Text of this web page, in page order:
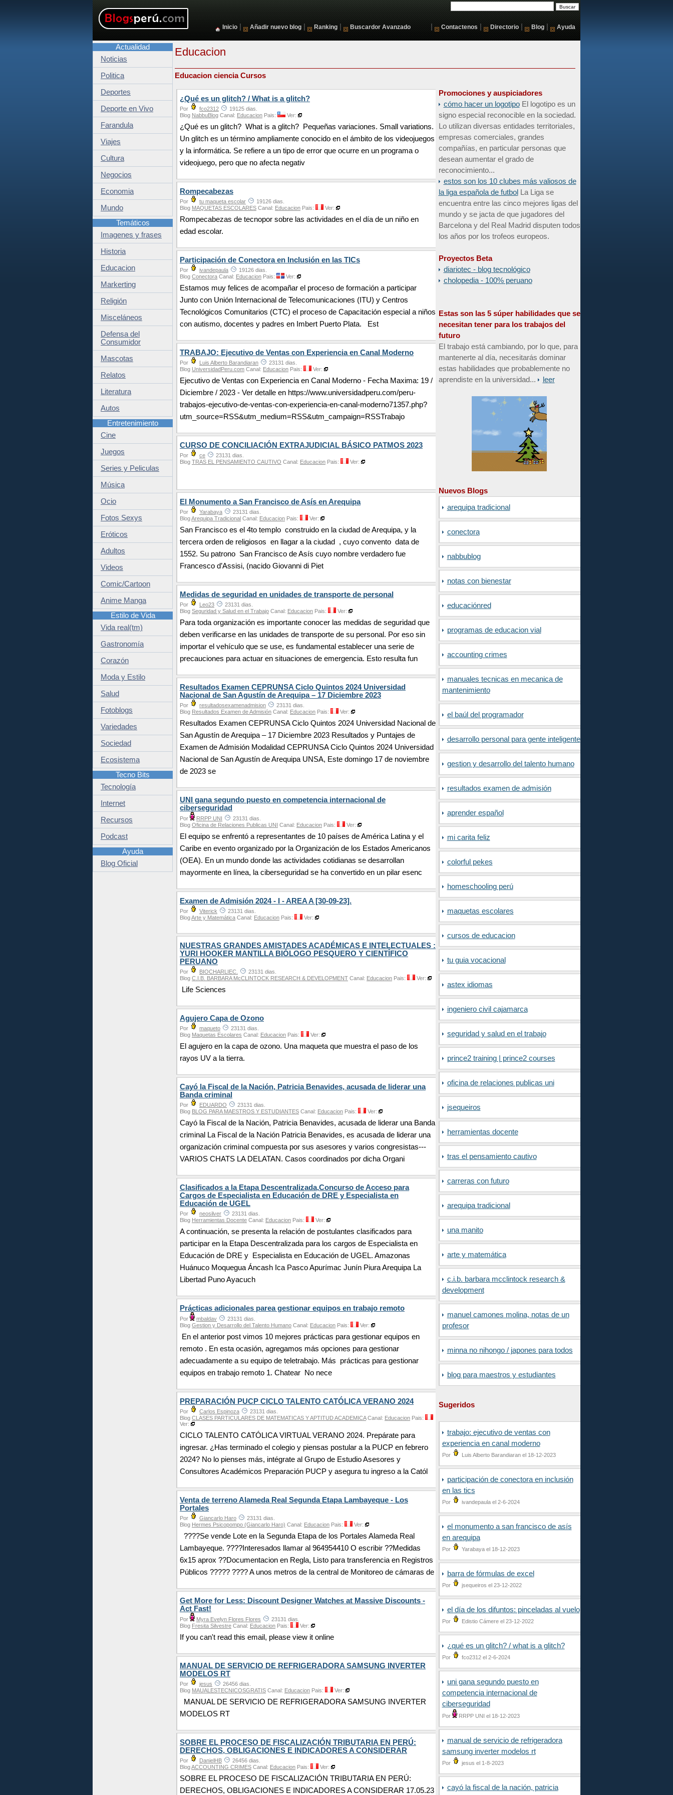
Inicio Añadir nuevo blog Ranking Buscardor Avanzado Contactenos Directorio Blog Ayuda
Educacion
Educacion ciencia Cursos
Promociones y auspiciadores
cómo hacer un logotipoEl logotipo es un
signo especial reconocible en la sociedad.
Lo utilizan diversas entidades territoriales,
empresas comerciales, grandes
compañías, en particular personas que
desean aumentar el grado de
reconocimiento...
estos son los 10 clubes más valiosos de
la liga española de futbolLa Liga se
encuentra entre las cinco mejores ligas del
mundo y se jacta de que jugadores del
Barcelona y del Real Madrid disputen todos
los años por los trofeos europeos.
Proyectos Beta
diariotec - blog tecnológico
cholopedia - 100% peruano
Estas son las 5 súper habilidades que se
necesitan tener para los trabajos del
futuro
El trabajo está cambiando, por lo que, para
mantenerte al día, necesitarás dominar
estas habilidades que probablemente no
aprendiste en la universidad...
leer
Nuevos Blogs
arequipa tradicional
conectora
nabbublog
notas con bienestar
educaciónred
programas de educacion vial
accounting crimes
manuales tecnicas en mecanica de
mantenimiento
el baúl del programador
desarrollo personal para gente inteligente
gestion y desarrollo del talento humano
resultados examen de admisión
aprender español
mi carita feliz
colorful pekes
homeschooling perú
maquetas escolares
cursos de educacion
tu guia vocacional
astex idiomas
ingeniero civil cajamarca
seguridad y salud en el trabajo
prince2 training | prince2 courses
oficina de relaciones publicas uni
jsequeiros
herramientas docente
tras el pensamiento cautivo
carreras con futuro
arequipa tradicional
una manito
arte y matemática
c.i.b. barbara mcclintock research &
development
manuel camones molina, notas de un
profesor
minna no nihongo / japones para todos
blog para maestros y estudiantes
Sugeridos
trabajo: ejecutivo de ventas con
experiencia en canal moderno
Por Luis Alberto Barandiaran el 18-12-2023
participación de conectora en inclusión
en las tics
Por ivandepaula el 2-6-2024
el monumento a san francisco de asís
en arequipa
Por Yarabaya el 18-12-2023
barra de fórmulas de excel
Por jsequeiros el 23-12-2022
el día de los difuntos: pinceladas al vuelo
Por Edistio Cámere el 23-12-2022
¿qué es un glitch? / what is a glitch?
Por fco2312 el 2-6-2024
uni gana segundo puesto en
competencia internacional de
ciberseguridad
Por RRPP UNI el 18-12-2023
manual de servicio de refrigeradora
samsung inverter modelos rt
Por jesus el 1-8-2023
cayó la fiscal de la nación, patricia
¿Qué es un glitch? / What is a glitch?
Por fco2312
19125 dias.
Blog NabbuBlog Canal: Educacion Pais: Ver:
¿Qué es un glitch? What is a glitch? Pequeñas variaciones. Small variations.
Un glitch es un término ampliamente conocido en el ámbito de los videojuegos
y la informática. Se refiere a un tipo de error que ocurre en un programa o
videojuego, pero que no afecta negativ
Rompecabezas
Por tu maqueta escolar
19126 dias.
Blog MAQUETAS ESCOLARES Canal: Educacion Pais: Ver:
Rompecabezas de tecnopor sobre las actividades en el día de un niño en
edad escolar.
Participación de Conectora en Inclusión en las TICs
Por ivandepaula
19126 dias.
Blog Conectora Canal: Educacion Pais: Ver:
Estamos muy felices de acompañar el proceso de formación a participar
Junto con Unión Internacional de Telecomunicaciones (ITU) y Centros
Tecnológicos Comunitarios (CTC) el proceso de Capacitación especial a niños
con autismo, docentes y padres en Imbert Puerto Plata. Est
TRABAJO: Ejecutivo de Ventas con Experiencia en Canal Moderno
Por Luis Alberto Barandiaran
23131 dias.
Blog UniversidadPeru.com Canal: Educacion Pais: Ver:
Ejecutivo de Ventas con Experiencia en Canal Moderno - Fecha Maxima: 19 /
Diciembre / 2023 - Ver detalle en https://www.universidadperu.com/peru-
trabajos-ejecutivo-de-ventas-con-experiencia-en-canal-moderno71357.php?
utm_source=RSS&utm_medium=RSS&utm_campaign=RSSTrabajo
CURSO DE CONCILIACIÓN EXTRAJUDICIAL BÁSICO PATMOS 2023
Por ce
23131 dias.
Blog TRAS EL PENSAMIENTO CAUTIVO Canal: Educacion Pais: Ver:
El Monumento a San Francisco de Asís en Arequipa
Por Yarabaya
23131 dias.
BlogArequipa Tradicional Canal: Educacion Pais: Ver:
San Francisco es el 4to templo construido en la ciudad de Arequipa, y la
tercera orden de religiosos en llagar a la ciudad , cuyo convento data de
1552. Su patrono San Francisco de Asís cuyo nombre verdadero fue
Francesco d’Assisi, (nacido Giovanni di Piet
Medidas de seguridad en unidades de transporte de personal
Por Leo23
23131 dias.
Blog Seguridad y Salud en el Trabajo Canal: Educacion Pais: Ver:
Para toda organización es importante conocer las medidas de seguridad que
deben verificarse en las unidades de transporte de su personal. Por eso sin
importar el vehículo que se use, es fundamental establecer una serie de
precauciones para actuar en situaciones de emergencia. Esto resulta fun
Resultados Examen CEPRUNSA Ciclo Quintos 2024 Universidad
Nacional de San Agustín de Arequipa – 17 Diciembre 2023
Por resultadosexamenadmision
23131 dias.
Blog Resultados Examen de Admisión Canal: Educacion Pais: Ver:
Resultados Examen CEPRUNSA Ciclo Quintos 2024 Universidad Nacional de
San Agustín de Arequipa – 17 Diciembre 2023 Resultados y Puntajes de
Examen de Admisión Modalidad CEPRUNSA Ciclo Quintos 2024 Universidad
Nacional de San Agustín de Arequipa UNSA, Este domingo 17 de noviembre
de 2023 se
UNI gana segundo puesto en competencia internacional de
ciberseguridad
Por RRPP UNI
23131 dias.
Blog Oficina de Relaciones Publicas UNI Canal: Educacion Pais: Ver:
El equipo se enfrentó a representantes de 10 países de América Latina y el
Caribe en evento organizado por la Organización de los Estados Americanos
(OEA). En un mundo donde las actividades cotidianas se desarrollan
mayormente en línea, la ciberseguridad se ha convertido en un pilar esenc
Examen de Admisión 2024 - I - AREA A [30-09-23].
Por Viterick
23131 dias.
BlogArte y Matemática Canal: Educacion Pais: Ver:
NUESTRAS GRANDES AMISTADES ACADÉMICAS E INTELECTUALES :
YURI HOOKER MANTILLA BIÓLOGO PESQUERO Y CIENTÍFICO
PERUANO
Por BIOCHARLIEC.
23131 dias.
Blog C.I.B. BARBARA McCLINTOCK RESEARCH & DEVELOPMENT Canal: Educacion Pais: Ver:
Life Sciences
Agujero Capa de Ozono
Por maqueto
23131 dias.
Blog Maquetas Escolares Canal: Educacion Pais: Ver:
El agujero en la capa de ozono. Una maqueta que muestra el paso de los
rayos UV a la tierra.
Cayó la Fiscal de la Nación, Patricia Benavides, acusada de liderar una
Banda criminal
Por EDUARDO
23131 dias.
Blog BLOG PARA MAESTROS Y ESTUDIANTES Canal: Educacion Pais: Ver:
Cayó la Fiscal de la Nación, Patricia Benavides, acusada de liderar una Banda
criminal La Fiscal de la Nación Patricia Benavides, es acusada de liderar una
organización criminal compuesta por sus asesores y varios congresistas---
VARIOS CHATS LA DELATAN. Casos coordinados por dicha Organi
Clasificados a la Etapa Descentralizada,Concurso de Acceso para
Cargos de Especialista en Educación de DRE y Especialista en
Educación de UGEL
Por neosilver
23131 dias.
Blog Herramientas Docente Canal: Educacion Pais: Ver:
A continuación, se presenta la relación de postulantes clasificados para
participar en la Etapa Descentralizada para los cargos de Especialista en
Educación de DRE y Especialista en Educación de UGEL. Amazonas
Huánuco Moquegua Áncash Ica Pasco Apurímac Junín Piura Arequipa La
Libertad Puno Ayacuch
Prácticas adicionales parea gestionar equipos en trabajo remoto
Por mbaldav
23131 dias.
Blog Gestion y Desarrollo del Talento Humano Canal: Educacion Pais: Ver:
En el anterior post vimos 10 mejores prácticas para gestionar equipos en
remoto . En esta ocasión, agregamos más opciones para gestionar
adecuadamente a su equipo de teletrabajo. Más prácticas para gestionar
equipos en trabajo remoto 1. Chatear No nece
PREPARACIÓN PUCP CICLO TALENTO CATÓLICA VERANO 2024
Por Carlos Espinoza
23131 dias.
Blog CLASES PARTICULARES DE MATEMATICAS Y APTITUD ACADEMICACanal: Educacion Pais:
Ver:
CICLO TALENTO CATÓLICA VIRTUAL VERANO 2024. Prepárate para
ingresar. ¿Has terminado el colegio y piensas postular a la PUCP en febrero
2024? No lo pienses más, intégrate al Grupo de Estudio Asesores y
Consultores Académicos Preparación PUCP y asegura tu ingreso a la Catól
Venta de terreno Alameda Real Segunda Etapa Lambayeque - Los
Portales
Por Giancarlo Haro
23131 dias.
Blog Hermes Psicopompo (Giancarlo Haro) Canal: Educacion Pais: Ver:
????Se vende Lote en la Segunda Etapa de los Portales Alameda Real
Lambayeque. ????Interesados llamar al 964954410 O escribir ??Medidas
6x15 aprox ??Documentacion en Regla, Listo para transferencia en Registros
Públicos ????? ???? A unos metros de la central de Monitoreo de cámaras de
Get More for Less: Discount Designer Watches at Massive Discounts -
Act Fast!
Por Myra Evelyn Flores Flores
23131 dias.
Blog Fresita Silvestre Canal: Educacion Pais: Ver:
If you can't read this email, please view it online
MANUAL DE SERVICIO DE REFRIGERADORA SAMSUNG INVERTER
MODELOS RT
Por jesus
26456 dias.
Blog MAUALESTECNICOSGRATIS Canal: Educacion Pais: Ver:
MANUAL DE SERVICIO DE REFRIGERADORA SAMSUNG INVERTER
MODELOS RT
SOBRE EL PROCESO DE FISCALIZACIÓN TRIBUTARIA EN PERÚ:
DERECHOS, OBLIGACIONES E INDICADORES A CONSIDERAR
Por DanielHB
26456 dias.
BlogACCOUNTING CRIMES Canal: Educacion Pais: Ver:
SOBRE EL PROCESO DE FISCALIZACIÓN TRIBUTARIA EN PERÚ:
DERECHOS, OBLIGACIONES E INDICADORES A CONSIDERAR 17.05.23
Actualidad
Noticias
Politica
Deportes
Deporte en Vivo
Farandula
Viajes
Cultura
Negocios
Economia
Mundo
Temáticos
Imagenes y frases
Historia
Educacion
Markerting
Religión
Misceláneos
Defensa del
Consumidor
Mascotas
Relatos
Literatura
Autos
Entretenimiento
Cine
Juegos
Series y Peliculas
Música
Ocio
Fotos Sexys
Eróticos
Adultos
Videos
Comic/Cartoon
Anime Manga
Estilo de Vida
Vida real(tm)
Gastronomía
Corazón
Moda y Estilo
Salud
Fotoblogs
Variedades
Sociedad
Ecosistema
Tecno Bits
Tecnología
Internet
Recursos
Podcast
Ayuda
Blog Oficial